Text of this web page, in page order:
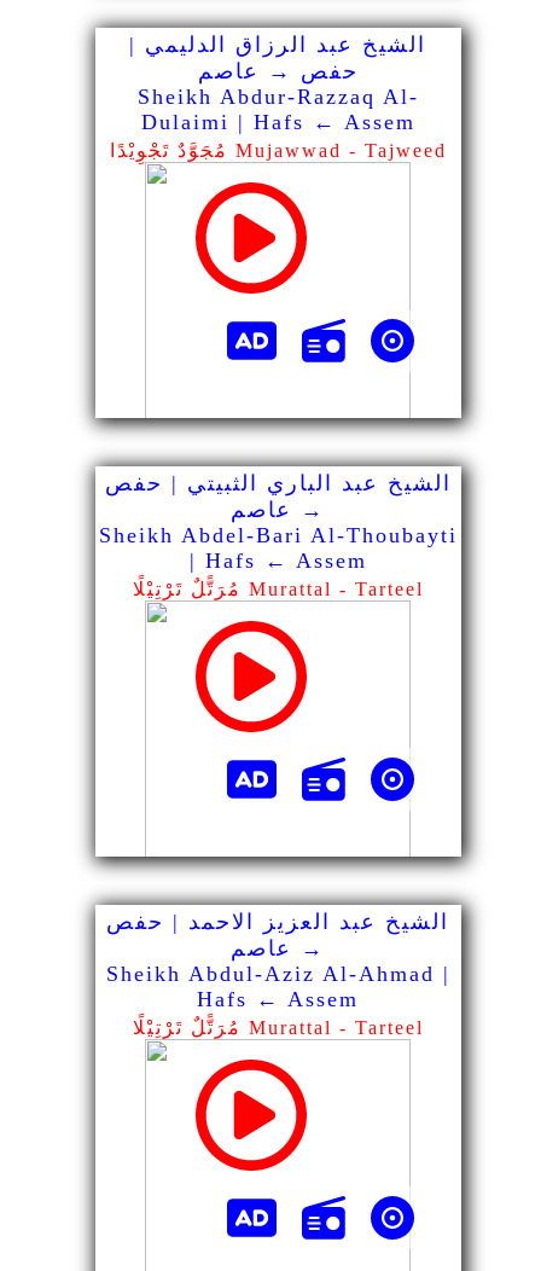
الشيخ عبد الرزاق الدليمي |
حفص → عاصم
Sheikh Abdur-Razzaq Al-
Dulaimi | Hafs ← Assem
مُجَوَّدٌ تَجْوِيْدًا Mujawwad - Tajweed
الشيخ عبد الباري الثبيتي | حفص
→ عاصم
Sheikh Abdel-Bari Al-Thoubayti
| Hafs ← Assem
مُرَتًّلٌ تَرْتِيْلًا Murattal - Tarteel
الشيخ عبد العزيز الاحمد | حفص
→ عاصم
Sheikh Abdul-Aziz Al-Ahmad |
Hafs ← Assem
مُرَتًّلٌ تَرْتِيْلًا Murattal - Tarteel